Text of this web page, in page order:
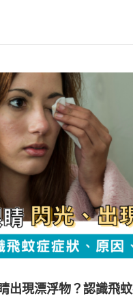
出現漂浮物？認識飛